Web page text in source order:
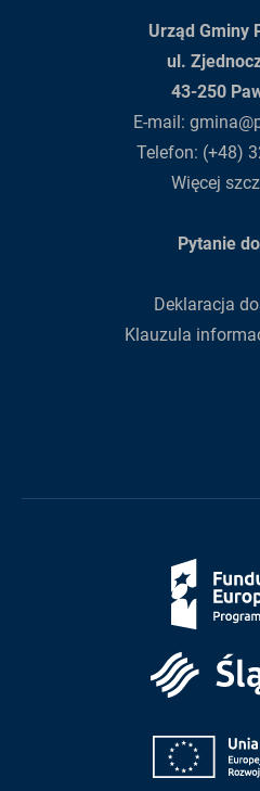
Urząd Gminy
ul.
43-250
E-mail:
Telefon: (+48)
Więcej
Pytanie
Deklaracja
Klauzula
Fundusze
Europejskie
Europejska